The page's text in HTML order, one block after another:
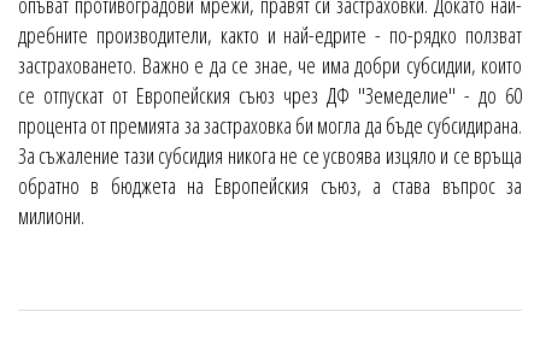
дребните производители, както и най-едрите - по-рядко ползват
застраховането. Важно е да се знае, че има добри субсидии, които
се отпускат от Европейския съюз чрез ДФ "Земеделие" - до 60
процента от премията за застраховка би могла да бъде субсидирана.
За съжаление тази субсидия никога не се усвоява изцяло и се връща
обратно в бюджета на Европейския съюз, а става въпрос за
милиони.